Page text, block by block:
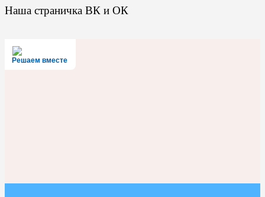
Наша страничка ВК и ОК
Решаем вместе